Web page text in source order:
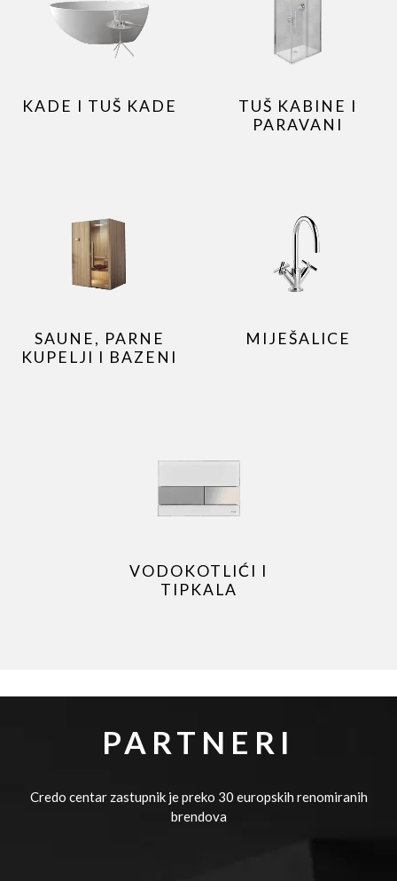
KADE I TUŠ KADE
TUŠ KABINE I
PARAVANI
SAUNE, PARNE
KUPELJI I BAZENI
MIJEŠALICE
VODOKOTLIĆI I
TIPKALA
PARTNERI
Credo centar zastupnik je preko 30 europskih renomiranih
brendova